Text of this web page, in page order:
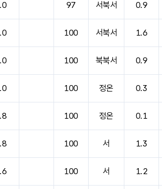
97 서북서 0.9
100 서북서 1.6
100 북북서 0.9
100 정온 0.3
100 정온 0.1
100 서 1.3
100 서 1.2